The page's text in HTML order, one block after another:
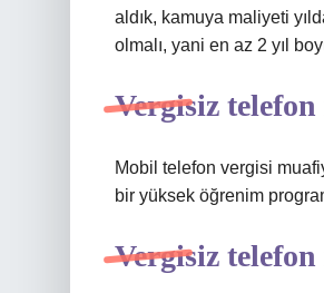
aldık, kamuya maliyeti
olmalı, yani en az 2 yıl
Vergisiz
Mobil telefon vergisi
bir yüksek öğrenim
Vergisiz telefon